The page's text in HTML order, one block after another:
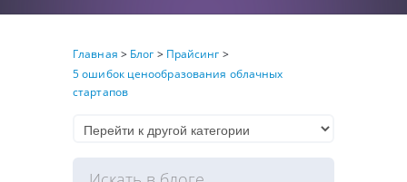
Главная > Блог > Прайсинг >
5 ошибок ценообразования облачных
стартапов